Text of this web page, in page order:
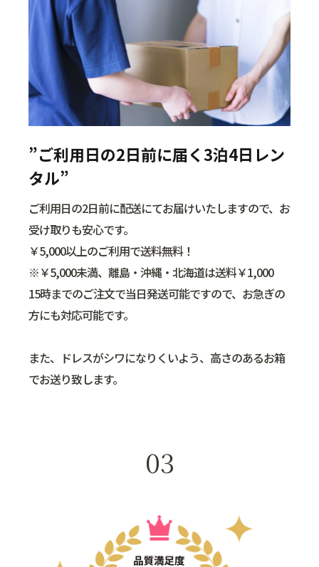
”ご利用日の2日前に届く3泊4日レン
タル”
ご利用日の2日前に配送にてお届けいたしますので、お
受け取りも安心です。
￥5,000以上のご利用で送料無料！
※￥5,000未満、離島・沖縄・北海道は送料￥1,000
15時までのご注文で当日発送可能ですので、お急ぎの
方にも対応可能です。
また、ドレスがシワになりくいよう、高さのあるお箱
でお送り致します。
03